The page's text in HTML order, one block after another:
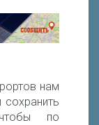
нам
сохранить
по